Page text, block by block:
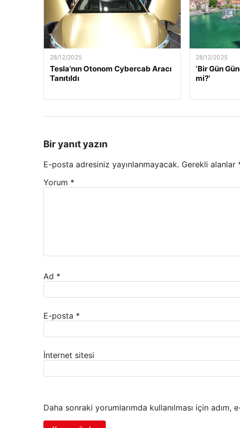
28/12/2025
Tesla’nın Otonom Cybercab Aracı
Tanıtıldı
28/12/2025
‘Bir Gün
mi?’
Bir yanıt yazın
E-posta adresiniz yayınlanmayacak. Gerekli alanlar
Yorum *
Ad *
E-posta *
İnternet sitesi
Daha sonraki yorumlarımda kullanılması için